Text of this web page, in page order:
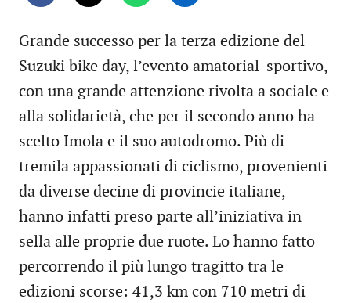
Grande successo per la terza edizione del
Suzuki bike day, l’evento amatorial-sportivo,
con una grande attenzione rivolta a sociale e
alla solidarietà, che per il secondo anno ha
scelto Imola e il suo autodromo. Più di
tremila appassionati di ciclismo, provenienti
da diverse decine di provincie italiane,
hanno infatti preso parte all’iniziativa in
sella alle proprie due ruote. Lo hanno fatto
percorrendo il più lungo tragitto tra le
edizioni scorse: 41,3 km con 710 metri di